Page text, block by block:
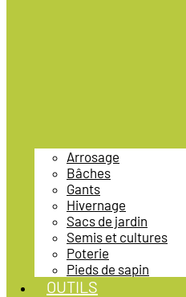
Arrosage
Bâches
Gants
Hivernage
Sacs de jardin
Semis et cultures
Poterie
Pieds de sapin
OUTILS